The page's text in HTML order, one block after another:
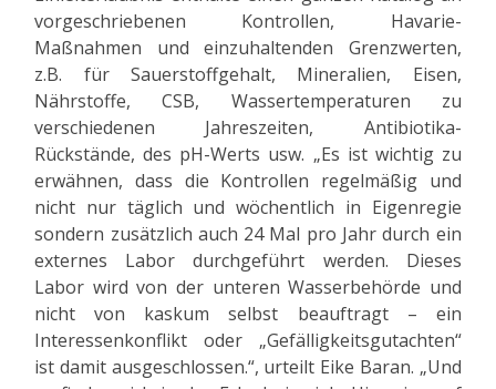
vorgeschriebenen Kontrollen, Havarie-
Maßnahmen und einzuhaltenden Grenzwerten,
z.B. für Sauerstoffgehalt, Mineralien, Eisen,
Nährstoffe, CSB, Wassertemperaturen zu
verschiedenen Jahreszeiten, Antibiotika-
Rückstände, des pH-Werts usw. „Es ist wichtig zu
erwähnen, dass die Kontrollen regelmäßig und
nicht nur täglich und wöchentlich in Eigenregie
sondern zusätzlich auch 24 Mal pro Jahr durch ein
externes Labor durchgeführt werden. Dieses
Labor wird von der unteren Wasserbehörde und
nicht von kaskum selbst beauftragt – ein
Interessenkonflikt oder „Gefälligkeitsgutachten“
ist damit ausgeschlossen.“, urteilt Eike Baran. „Und